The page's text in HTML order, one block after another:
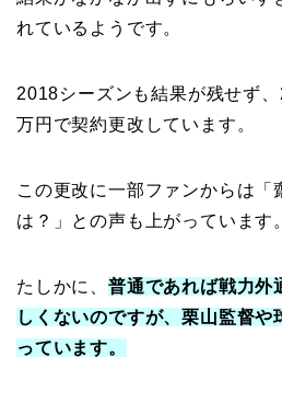
れているようです。
2018シーズンも結果が残せず
万円で契約更改しています。
この更改に一部ファンからは「
は？」との声も上がっています。
たしかに、 普通であれば戦力外
しくないのですが、栗山監督や
っています。